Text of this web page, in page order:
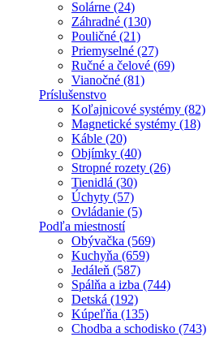
Solárne (24)
Záhradné (130)
Pouličné (21)
Priemyselné (27)
Ručné a čelové (69)
Vianočné (81)
Príslušenstvo
Koľajnicové systémy (82)
Magnetické systémy (18)
Káble (20)
Objímky (40)
Stropné rozety (26)
Tienidlá (30)
Úchyty (57)
Ovládanie (5)
Podľa miestností
Obývačka (569)
Kuchyňa (659)
Jedáleň (587)
Spálňa a izba (744)
Detská (192)
Kúpeľňa (135)
Chodba a schodisko (743)